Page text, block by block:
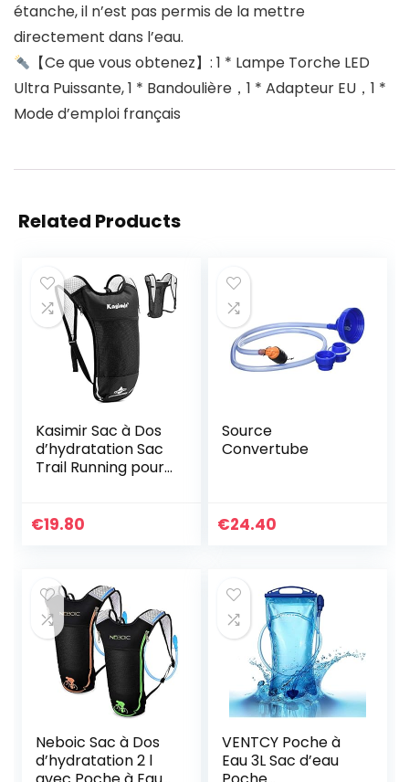
étanche, il n’est pas permis de la mettre
directement dans l’eau.
【Ce que vous obtenez】: 1 * Lampe Torche LED
Ultra Puissante, 1 * Bandoulière，1 * Adapteur EU，1 *
Mode d’emploi français
Related Products
Kasimir Sac à Dos
d’hydratation Sac
Trail Running pour
Thermique Paquet
Running et des
Sport de Plein Air
Femme Homme
20l
€19.80
Source
Convertube
€24.40
Neboic Sac à Dos
d’hydratation 2 l
VENTCY Poche à
Eau 3L Sac d’eau